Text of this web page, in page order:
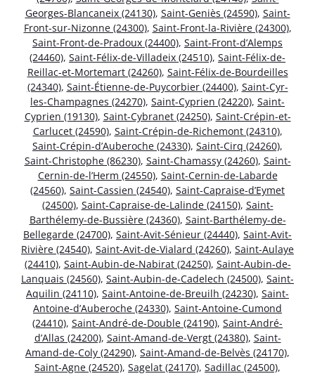
Georges-Blancaneix (24130), Saint-Geniès (24590), Saint-
Front-sur-Nizonne (24300), Saint-Front-la-Rivière (24300),
Saint-Front-de-Pradoux (24400), Saint-Front-d’Alemps
(24460), Saint-Félix-de-Villadeix (24510), Saint-Félix-de-
Reillac-et-Mortemart (24260), Saint-Félix-de-Bourdeilles
(24340), Saint-Étienne-de-Puycorbier (24400), Saint-Cyr-
les-Champagnes (24270), Saint-Cyprien (24220), Saint-
Cyprien (19130), Saint-Cybranet (24250), Saint-Crépin-et-
Carlucet (24590), Saint-Crépin-de-Richemont (24310),
Saint-Crépin-d’Auberoche (24330), Saint-Cirq (24260),
Saint-Christophe (86230), Saint-Chamassy (24260), Saint-
Cernin-de-l’Herm (24550), Saint-Cernin-de-Labarde
(24560), Saint-Cassien (24540), Saint-Capraise-d’Eymet
(24500), Saint-Capraise-de-Lalinde (24150), Saint-
Barthélemy-de-Bussière (24360), Saint-Barthélemy-de-
Bellegarde (24700), Saint-Avit-Sénieur (24440), Saint-Avit-
Rivière (24540), Saint-Avit-de-Vialard (24260), Saint-Aulaye
(24410), Saint-Aubin-de-Nabirat (24250), Saint-Aubin-de-
Lanquais (24560), Saint-Aubin-de-Cadelech (24500), Saint-
Aquilin (24110), Saint-Antoine-de-Breuilh (24230), Saint-
Antoine-d’Auberoche (24330), Saint-Antoine-Cumond
(24410), Saint-André-de-Double (24190), Saint-André-
d’Allas (24200), Saint-Amand-de-Vergt (24380), Saint-
Amand-de-Coly (24290), Saint-Amand-de-Belvès (24170),
Saint-Agne (24520), Sagelat (24170), Sadillac (24500),